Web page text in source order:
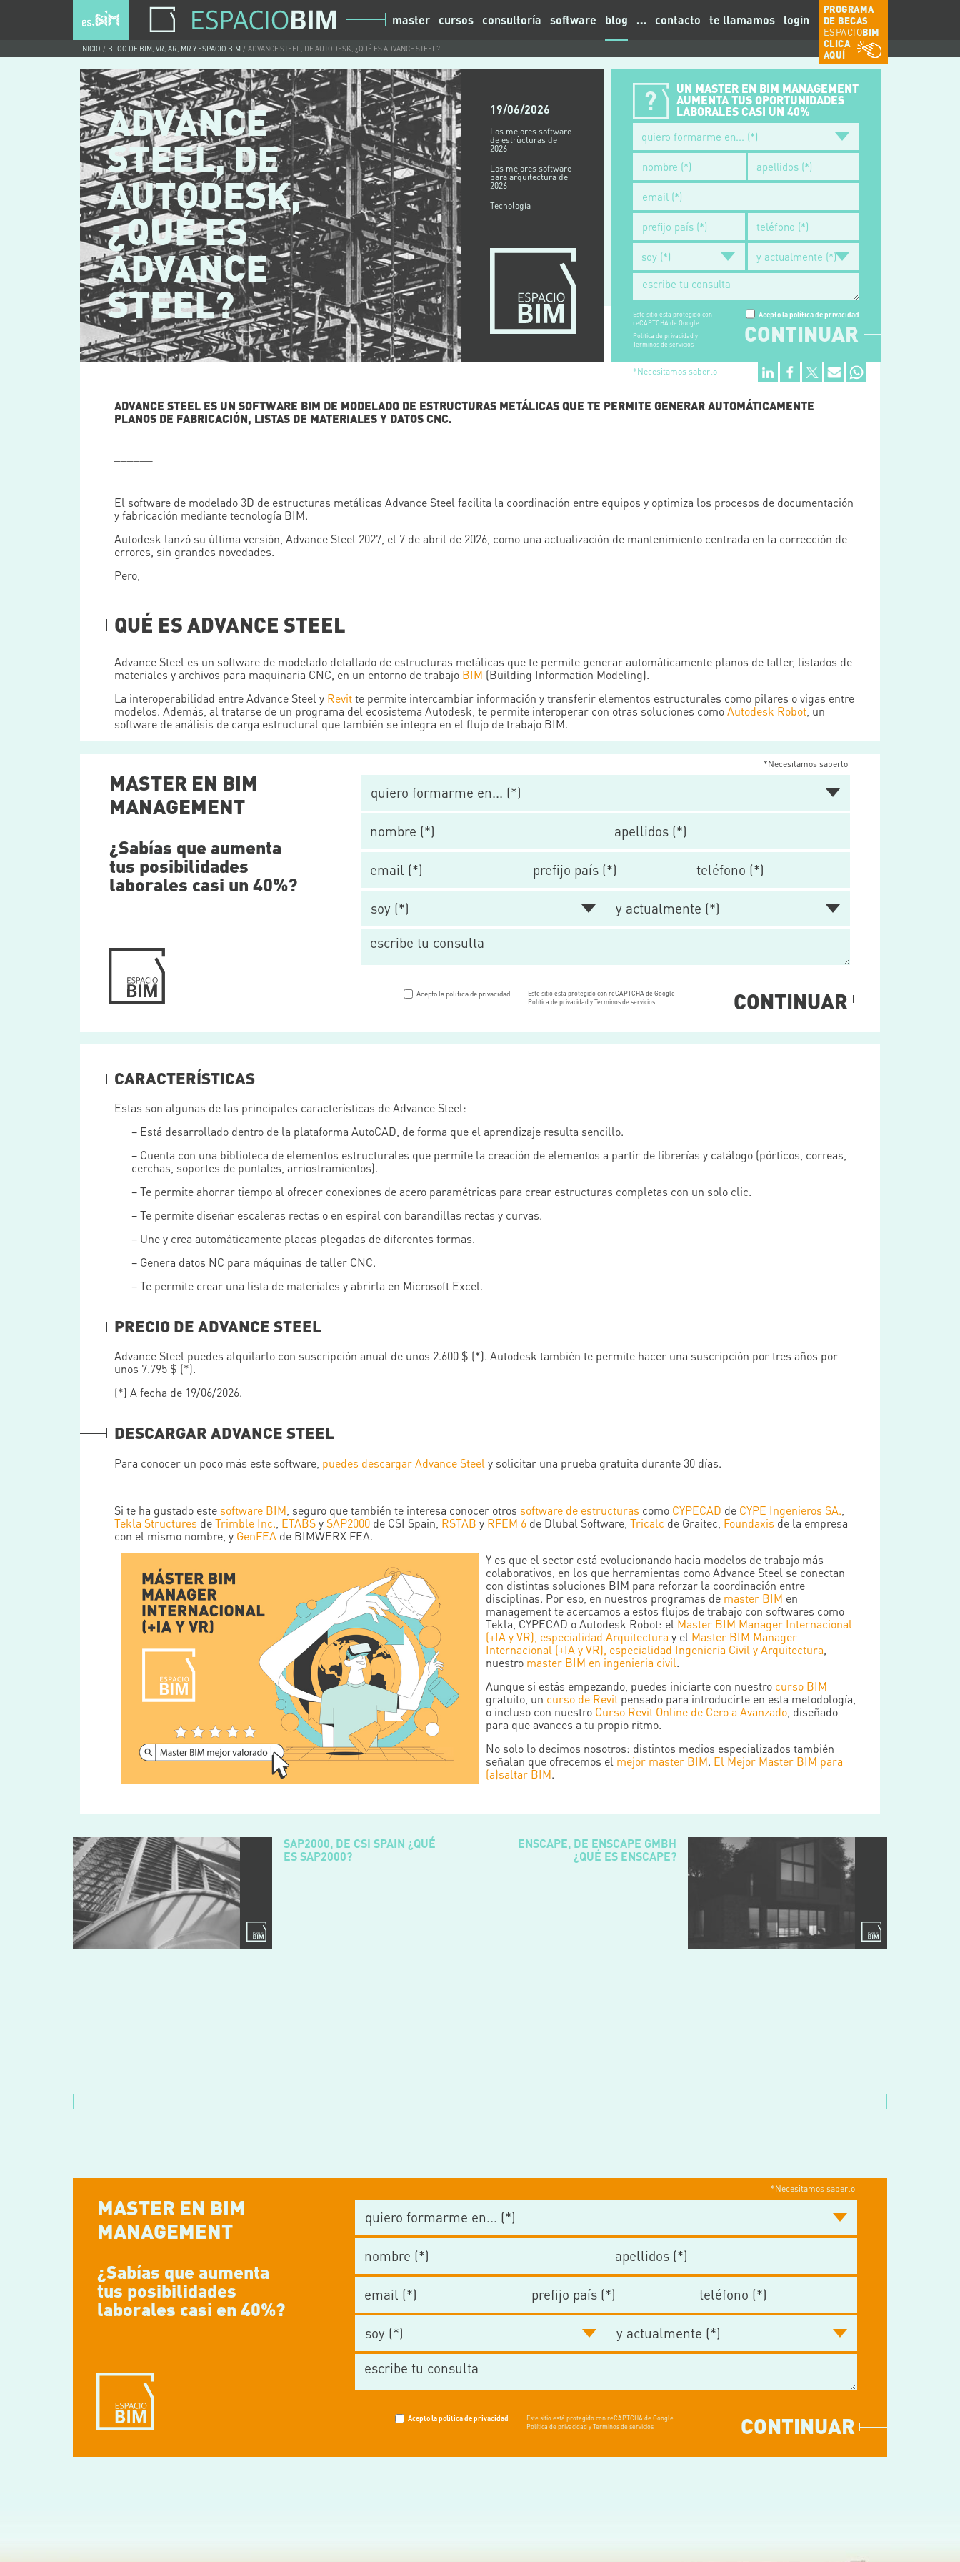
INICIO BLOG DE BIM, VR, AR, MR Y ESPACIO BIM ADVANCE STEEL, DE AUTODESK, ¿QUÉ ES ADVANCE STEEL?
master cursos consultoría software blog … contacto te llamamos login
PROGRAMA
DE BECAS
ESPACIOBIM
CLICA
AQUÍ
ADVANCE
STEEL, DE
AUTODESK,
¿QUÉ ES
ADVANCE
STEEL?
19/06/2026
Los mejores software
de estructuras de
2026
Los mejores software
para arquitectura de
2026
Tecnología
UN MASTER EN BIM MANAGEMENT
AUMENTA TUS OPORTUNIDADES
LABORALES CASI UN 40%
Este sitio está protegido con
reCAPTCHA de Google
Política de privacidad y
Terminos de servicios
Acepto la política de privacidad
CONTINUAR
*Necesitamos saberlo
ADVANCE STEEL ES UN SOFTWARE BIM DE MODELADO DE ESTRUCTURAS METÁLICAS QUE TE PERMITE GENERAR AUTOMÁTICAMENTE
PLANOS DE FABRICACIÓN, LISTAS DE MATERIALES Y DATOS CNC.
El software de modelado 3D de estructuras metálicas Advance Steel facilita la coordinación entre equipos y optimiza los procesos de documentación
y fabricación mediante tecnología BIM.
Autodesk lanzó su última versión, Advance Steel 2027, el 7 de abril de 2026, como una actualización de mantenimiento centrada en la corrección de
errores, sin grandes novedades.
Pero,
QUÉ ES ADVANCE STEEL
Advance Steel es un software de modelado detallado de estructuras metálicas que te permite generar automáticamente planos de taller, listados de
materiales y archivos para maquinaria CNC, en un entorno de trabajo BIM (Building Information Modeling).
La interoperabilidad entre Advance Steel y Revitte permite intercambiar información y transferir elementos estructurales como pilares o vigas entre
modelos. Además, al tratarse de un programa del ecosistema Autodesk, te permite interoperar con otras soluciones comoAutodesk Robot , un
software de análisis de carga estructural que también se integra en el flujo de trabajo BIM.
*Necesitamos saberlo
MASTER EN BIM
MANAGEMENT
¿Sabías que aumenta
tus posibilidades
laborales casi un 40%?
Acepto la política de privacidad
Este sitio está protegido con reCAPTCHA de Google
Política de privacidad y Terminos de servicios
CONTINUAR
CARACTERÍSTICAS
Estas son algunas de las principales características de Advance Steel:
– Está desarrollado dentro de la plataforma AutoCAD, de forma que el aprendizaje resulta sencillo.
– Cuenta con una biblioteca de elementos estructurales que permite la creación de elementos a partir de librerías y catálogo (pórticos, correas,
cerchas, soportes de puntales, arriostramientos).
– Te permite ahorrar tiempo al ofrecer conexiones de acero paramétricas para crear estructuras completas con un solo clic.
– Te permite diseñar escaleras rectas o en espiral con barandillas rectas y curvas.
– Une y crea automáticamente placas plegadas de diferentes formas.
– Genera datos NC para máquinas de taller CNC.
– Te permite crear una lista de materiales y abrirla en Microsoft Excel.
PRECIO DE ADVANCE STEEL
Advance Steel puedes alquilarlo con suscripción anual de unos 2.600 $ (*). Autodesk también te permite hacer una suscripción por tres años por
unos 7.795 $ (*).
(*) A fecha de 19/06/2026.
DESCARGAR ADVANCE STEEL
Para conocer un poco más este software, puedes descargar Advance Steel y solicitar una prueba gratuita durante 30 días.
Si te ha gustado este software BIM , seguro que también te interesa conocer otros software de estructuras como CYPECAD de CYPE Ingenieros SA.
Tekla Structures deTrimble Inc. ETABSy SAP2000 de CSI Spain, RSTAB y RFEM 6 de Dlubal Software, Tricalc de Graitec, Foundaxis de la empresa
con el mismo nombre, y GenFEA de BIMWERX FEA.
Y es que el sector está evolucionando hacia modelos de trabajo más
colaborativos, en los que herramientas como Advance Steel se conectan
con distintas soluciones BIM para reforzar la coordinación entre
disciplinas. Por eso, en nuestros programas de master BIM en
management te acercamos a estos flujos de trabajo con softwares como
Tekla, CYPECAD o Autodesk Robot: elMaster BIM Manager Internacional
(+IA y VR), especialidad Arquitectura y el Master BIM Manager
Internacional (+IA y VR), especialidad Ingeniería Civil y Arquitectura
nuestro master BIM en ingenieria civil.
Aunque si estás empezando, puedes iniciarte con nuestro curso BIM
gratuito, un curso de Revit pensado para introducirte en esta metodología,
o incluso con nuestro Curso Revit Online de Cero a Avanzado , diseñado
para que avances a tu propio ritmo.
No solo lo decimos nosotros: distintos medios especializados también
señalan que ofrecemos el mejor master BIM. El Mejor Master BIM para
(a)saltar BIM.
SAP2000, DE CSI SPAIN ¿QUÉ
ES SAP2000?
ENSCAPE, DE ENSCAPE GMBH
¿QUÉ ES ENSCAPE?
*Necesitamos saberlo
MASTER EN BIM
MANAGEMENT
¿Sabías que aumenta
tus posibilidades
laborales casi en 40%?
Acepto la política de privacidad
Este sitio está protegido con reCAPTCHA de Google
Política de privacidad y Terminos de servicios
CONTINUAR